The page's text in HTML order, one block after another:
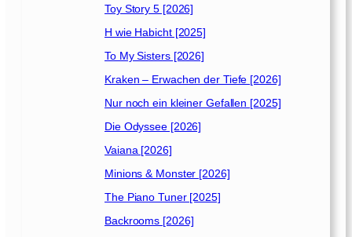
Toy Story 5 [2026]
H wie Habicht [2025]
To My Sisters [2026]
Kraken – Erwachen der Tiefe [2026]
Nur noch ein kleiner Gefallen [2025]
Die Odyssee [2026]
Vaiana [2026]
Minions & Monster [2026]
The Piano Tuner [2025]
Backrooms [2026]